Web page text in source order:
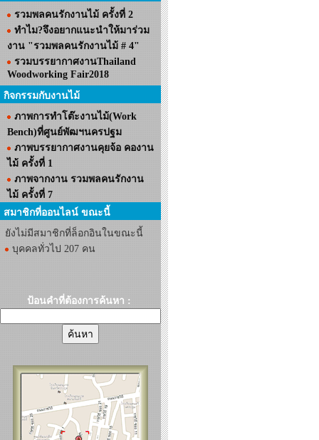
รวมพลคนรักงานไม้ ครั้งที่ 2
ทำไม?จึงอยากแนะนำให้มาร่วม
งาน "รวมพลคนรักงานไม้ # 4"
รวมบรรยากาศงานThailand
Woodworking Fair2018
กิจกรรมกับงานไม้
ภาพการทำโต๊ะงานไม้(Work
Bench)ที่ศูนย์พัฒฯนครปฐม
ภาพบรรยากาศงานคุยจ้อ คองาน
ไม้ ครั้งที่ 1
ภาพจากงาน รวมพลคนรักงาน
ไม้ ครั้งที่ 7
สมาชิกที่ออนไลน์ ขณะนี้
ยังไม่มีสมาชิกที่ล็อกอินในขณะนี้
บุคคลทั่วไป 207 คน
ป้อนคำที่ต้องการค้นหา :